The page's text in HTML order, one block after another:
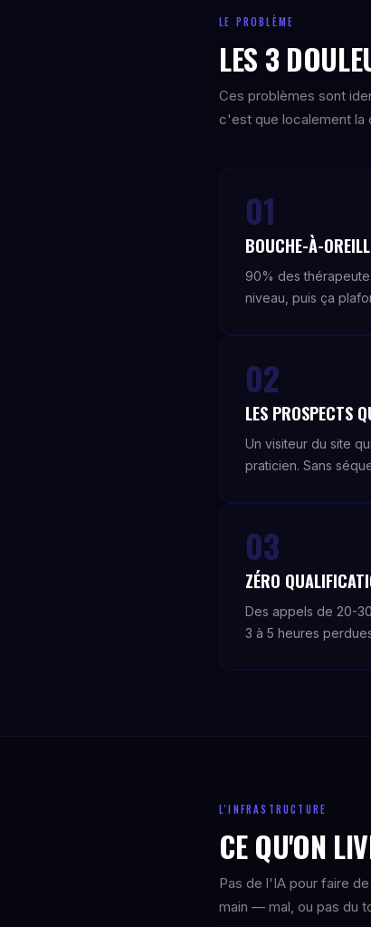
LE PROBLÈME
LES 3
Ces problèmes sont
c'est que localement la
01
BOUCHE-À-
90% des
niveau, puis ça
02
LES PROSPECTS
Un visiteur du site
praticien. Sans
03
ZÉRO
Des appels de 20-
3 à 5 heures
L'INFRASTRUCTURE
CE QU'ON
Pas de l'IA pour faire
main — mal, ou pas du